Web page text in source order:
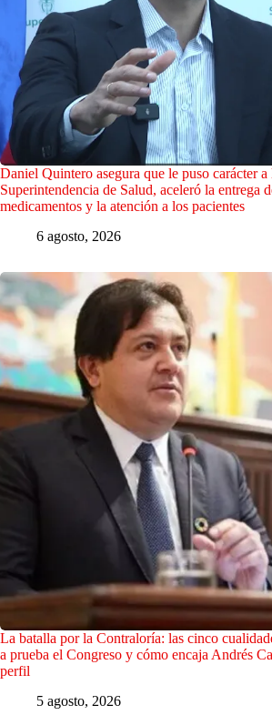
Daniel Quintero asegura que le puso carácter a
Superintendencia de Salud, aceleró la entrega
medicamentos y la atención a los pacientes
6 agosto, 2026
La batalla por la Contraloría: las cinco
a prueba el Congreso y cómo encaja Andrés
perfil
5 agosto, 2026